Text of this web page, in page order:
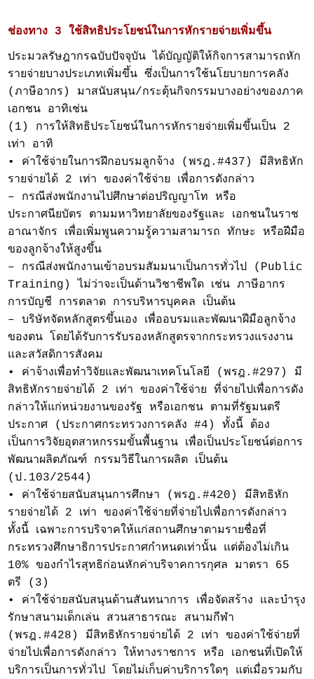
ช่องทาง 3 ใช้สิทธิประโยชน์ในการหักรายจ่ายเพิ่มขึ้น
ประมวลรัษฎากรฉบับปัจจุบัน ได้บัญญัติให้กิจการสามารถหัก
รายจ่ายบางประเภทเพิ่มขึ้น ซึ่งเป็นการใช้นโยบายการคลัง
(ภาษีอากร) มาสนับสนุน/กระตุ้นกิจกรรมบางอย่างของภาค
เอกชน อาทิเช่น
(1) การให้สิทธิประโยชน์ในการหักรายจ่ายเพิ่มขึ้นเป็น 2
เท่า อาทิ
• ค่าใช้จ่ายในการฝึกอบรมลูกจ้าง (พรฎ.#437) มีสิทธิหัก
รายจ่ายได้ 2 เท่า ของค่าใช้จ่าย เพื่อการดังกล่าว
– กรณีส่งพนักงานไปศึกษาต่อปริญญาโท หรือ
ประกาศนียบัตร ตามมหาวิทยาลัยของรัฐและ เอกชนในราช
อาณาจักร เพื่อเพิ่มพูนความรู้ความสามารถ ทักษะ หรือฝีมือ
ของลูกจ้างให้สูงขึ้น
– กรณีส่งพนักงานเข้าอบรมสัมมนาเป็นการทั่วไป (Public
Training) ไม่ว่าจะเป็นด้านวิชาชีพใด เช่น ภาษีอากร
การบัญชี การตลาด การบริหารบุคคล เป็นต้น
– บริษัทจัดหลักสูตรขึ้นเอง เพื่ออบรมและพัฒนาฝีมือลูกจ้าง
ของตน โดยได้รับการรับรองหลักสูตรจากกระทรวงแรงงาน
และสวัสดิการสังคม
• ค่าจ้างเพื่อทำวิจัยและพัฒนาเทคโนโลยี (พรฎ.#297) มี
สิทธิหักรายจ่ายได้ 2 เท่า ของค่าใช้จ่าย ที่จ่ายไปเพื่อการดัง
กล่าวให้แก่หน่วยงานของรัฐ หรือเอกชน ตามที่รัฐมนตรี
ประกาศ (ประกาศกระทรวงการคลัง #4) ทั้งนี้ ต้อง
เป็นการวิจัยอุตสาหกรรมขั้นพื้นฐาน เพื่อเป็นประโยชน์ต่อการ
พัฒนาผลิตภัณฑ์ กรรมวิธีในการผลิต เป็นต้น
(ป.103/2544)
• ค่าใช้จ่ายสนับสนุนการศึกษา (พรฎ.#420) มีสิทธิหัก
รายจ่ายได้ 2 เท่า ของค่าใช้จ่ายที่จ่ายไปเพื่อการดังกล่าว
ทั้งนี้ เฉพาะการบริจาคให้แก่สถานศึกษาตามรายชื่อที่
กระทรวงศึกษาธิการประกาศกำหนดเท่านั้น แต่ต้องไม่เกิน
10% ของกำไรสุทธิก่อนหักค่าบริจาคการกุศล มาตรา 65
ตรี (3)
• ค่าใช้จ่ายสนับสนุนด้านสันทนาการ เพื่อจัดสร้าง และบำรุง
รักษาสนามเด็กเล่น สวนสาธารณะ สนามกีฬา
(พรฎ.#428) มีสิทธิหักรายจ่ายได้ 2 เท่า ของค่าใช้จ่ายที่
จ่ายไปเพื่อการดังกล่าว ให้ทางราชการ หรือ เอกชนที่เปิดให้
บริการเป็นการทั่วไป โดยไม่เก็บค่าบริการใดๆ แต่เมื่อรวมกับ